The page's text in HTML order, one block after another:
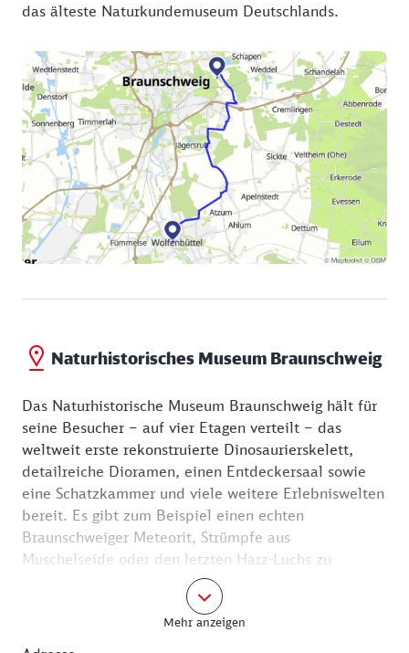
das älteste Naturkundemuseum Deutschlands.
Naturhistorisches Museum Braunschweig
Das Naturhistorische Museum Braunschweig hält für
seine Besucher – auf vier Etagen verteilt – das
weltweit erste rekonstruierte Dinosaurierskelett,
detailreiche Dioramen, einen Entdeckersaal sowie
eine Schatzkammer und viele weitere Erlebniswelten
bereit. Es gibt zum Beispiel einen echten
Braunschweiger Meteorit, Strümpfe aus
Muschelseide oder den letzten Harz-Luchs zu
Höhepunkte eines Rundgangs:
Der Entdeckersaal widmet sich unterschiedlichen
Mehr anzeigen